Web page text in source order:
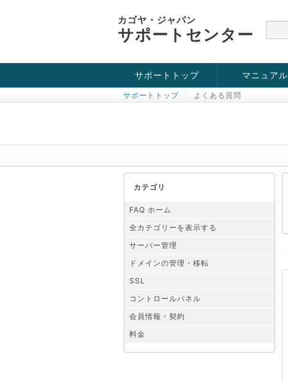
カゴヤ・ジャパン
サポートセンター
サポートトップ
お役立ち情報
チュートリアル
障害・メンテナンス情報
マニュアル
サポートトップ よくある質問
カテゴリ
FAQ ホーム
全カテゴリーを表示する
サーバー管理
ドメインの管理・移転
SSL
コントロールパネル
会員情報・契約
料金